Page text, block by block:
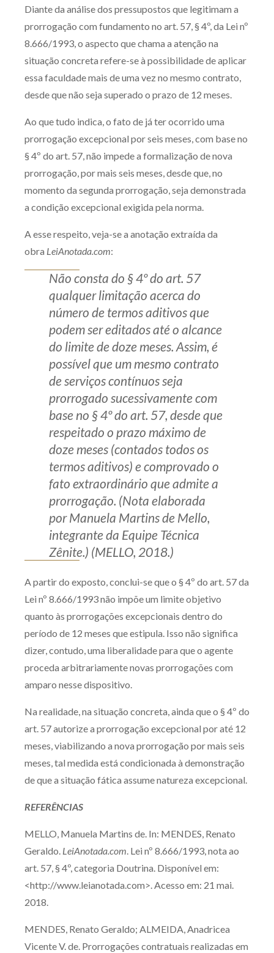
Diante da análise dos pressupostos que legitimam a
prorrogação com fundamento no art. 57, § 4º, da Lei nº
8.666/1993, o aspecto que chama a atenção na
situação concreta refere-se à possibilidade de aplicar
essa faculdade mais de uma vez no mesmo contrato,
desde que não seja superado o prazo de 12 meses.
Ao que tudo indica, o fato de já ter ocorrido uma
prorrogação excepcional por seis meses, com base no
§ 4º do art. 57, não impede a formalização de nova
prorrogação, por mais seis meses, desde que, no
momento da segunda prorrogação, seja demonstrada
a condição excepcional exigida pela norma.
A esse respeito, veja-se a anotação extraída da
obra LeiAnotada.com:
Não consta do § 4º do art. 57
qualquer limitação acerca do
número de termos aditivos que
podem ser editados até o alcance
do limite de doze meses. Assim, é
possível que um mesmo contrato
de serviços contínuos seja
prorrogado sucessivamente com
base no § 4º do art. 57, desde que
respeitado o prazo máximo de
doze meses (contados todos os
termos aditivos) e comprovado o
fato extraordinário que admite a
prorrogação. (Nota elaborada
por Manuela Martins de Mello,
integrante da Equipe Técnica
Zênite.) (MELLO, 2018.)
A partir do exposto, conclui-se que o § 4º do art. 57 da
Lei nº 8.666/1993 não impõe um limite objetivo
quanto às prorrogações excepcionais dentro do
período de 12 meses que estipula. Isso não significa
dizer, contudo, uma liberalidade para que o agente
proceda arbitrariamente novas prorrogações com
amparo nesse dispositivo.
Na realidade, na situação concreta, ainda que o § 4º do
art. 57 autorize a prorrogação excepcional por até 12
meses, viabilizando a nova prorrogação por mais seis
meses, tal medida está condicionada à demonstração
de que a situação fática assume natureza excepcional.
REFERÊNCIAS
MELLO, Manuela Martins de. In: MENDES, Renato
Geraldo. LeiAnotada.com. Lei nº 8.666/1993, nota ao
art. 57, § 4º, categoria Doutrina. Disponível em:
<http://www.leianotada.com>. Acesso em: 21 mai.
2018.
MENDES, Renato Geraldo; ALMEIDA, Anadricea
Vicente V. de. Prorrogações contratuais realizadas em